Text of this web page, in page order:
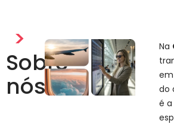
>
Sobre
nós
Na
do
é a